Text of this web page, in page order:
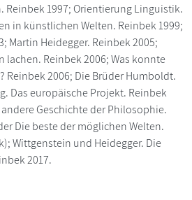
Reinbek 1997; Orientierung Linguistik.
in künstlichen Welten. Reinbek 1999;
Martin Heidegger. Reinbek 2005;
lachen. Reinbek 2006; Was konnte
Reinbek 2006; Die Brüder Humboldt.
Das europäische Projekt. Reinbek
Geschichte der Philosophie.
Die beste der möglichen Welten.
Wittgenstein und Heidegger. Die
2017.